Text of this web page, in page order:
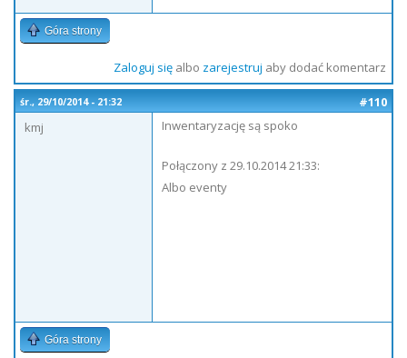
Góra strony
Zaloguj sięalbo zarejestruj aby dodać komentarz
śr., 29/10/2014 - 21:32
#110
kmj
Inwentaryzację są spoko
Połączony z 29.10.2014 21:33:
Albo eventy
Góra strony